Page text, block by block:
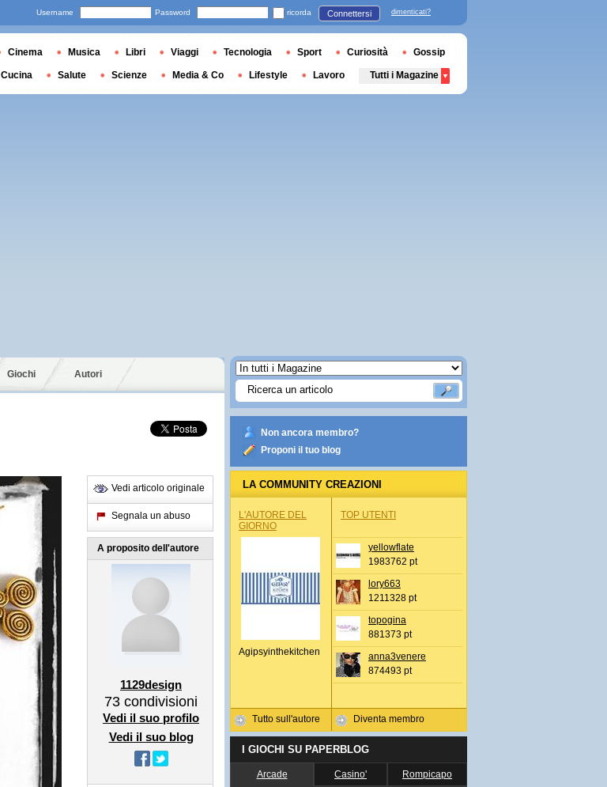
Giochi Autori
Vedi articolo originale
Segnala un abuso
A proposito dell'autore
1129design
73 condivisioni
Vedi il suo profilo
Vedi il suo blog
Non ancora membro?
Proponi il tuo blog
LA COMMUNITY CREAZIONI
L'AUTORE DEL
GIORNO
Agipsyinthekitchen
Tutto sull'autore
TOP UTENTI
yellowflate
1983762 pt
lory663
1211328 pt
topogina
881373 pt
anna3venere
874493 pt
Diventa membro
I GIOCHI SU PAPERBLOG
Arcade Casino' Rompicapo
Username Password ricorda Connettersi dimenticati?
Cinema Musica Libri Viaggi Tecnologia Sport Curiosità Gossip
Cucina Salute Scienze Media & Co Lifestyle Lavoro Tutti i Magazine